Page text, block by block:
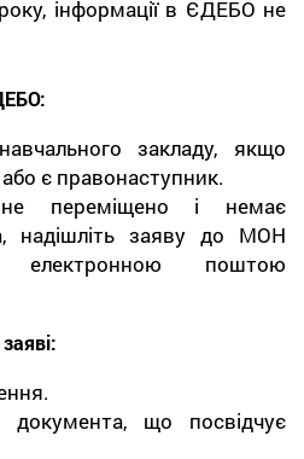
інформації в ЄДЕБО не
закладу, якщо
є правонаступник.
переміщено і немає
надішліть заяву до МОН
поштою
що посвідчує